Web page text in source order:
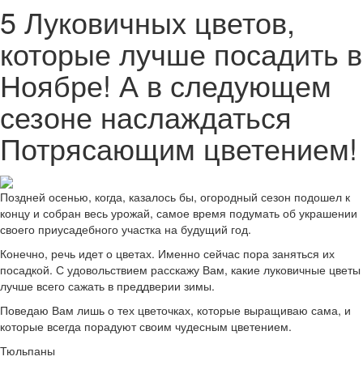
5 Луковичных цветов,
которые лучше посадить в
Ноябре! А в следующем
сезоне наслаждаться
Потрясающим цветением!
Поздней осенью, когда, казалось бы, огородный сезон подошел к
концу и собран весь урожай, самое время подумать об украшении
своего приусадебного участка на будущий год.
Конечно, речь идет о цветах. Именно сейчас пора заняться их
посадкой. С удовольствием расскажу Вам, какие луковичные цветы
лучше всего сажать в преддверии зимы.
Поведаю Вам лишь о тех цветочках, которые выращиваю сама, и
которые всегда порадуют своим чудесным цветением.
Тюльпаны